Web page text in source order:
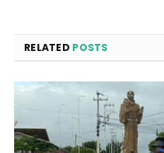
RELATED POSTS